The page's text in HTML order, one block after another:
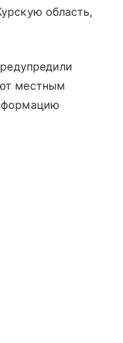
область,
местным